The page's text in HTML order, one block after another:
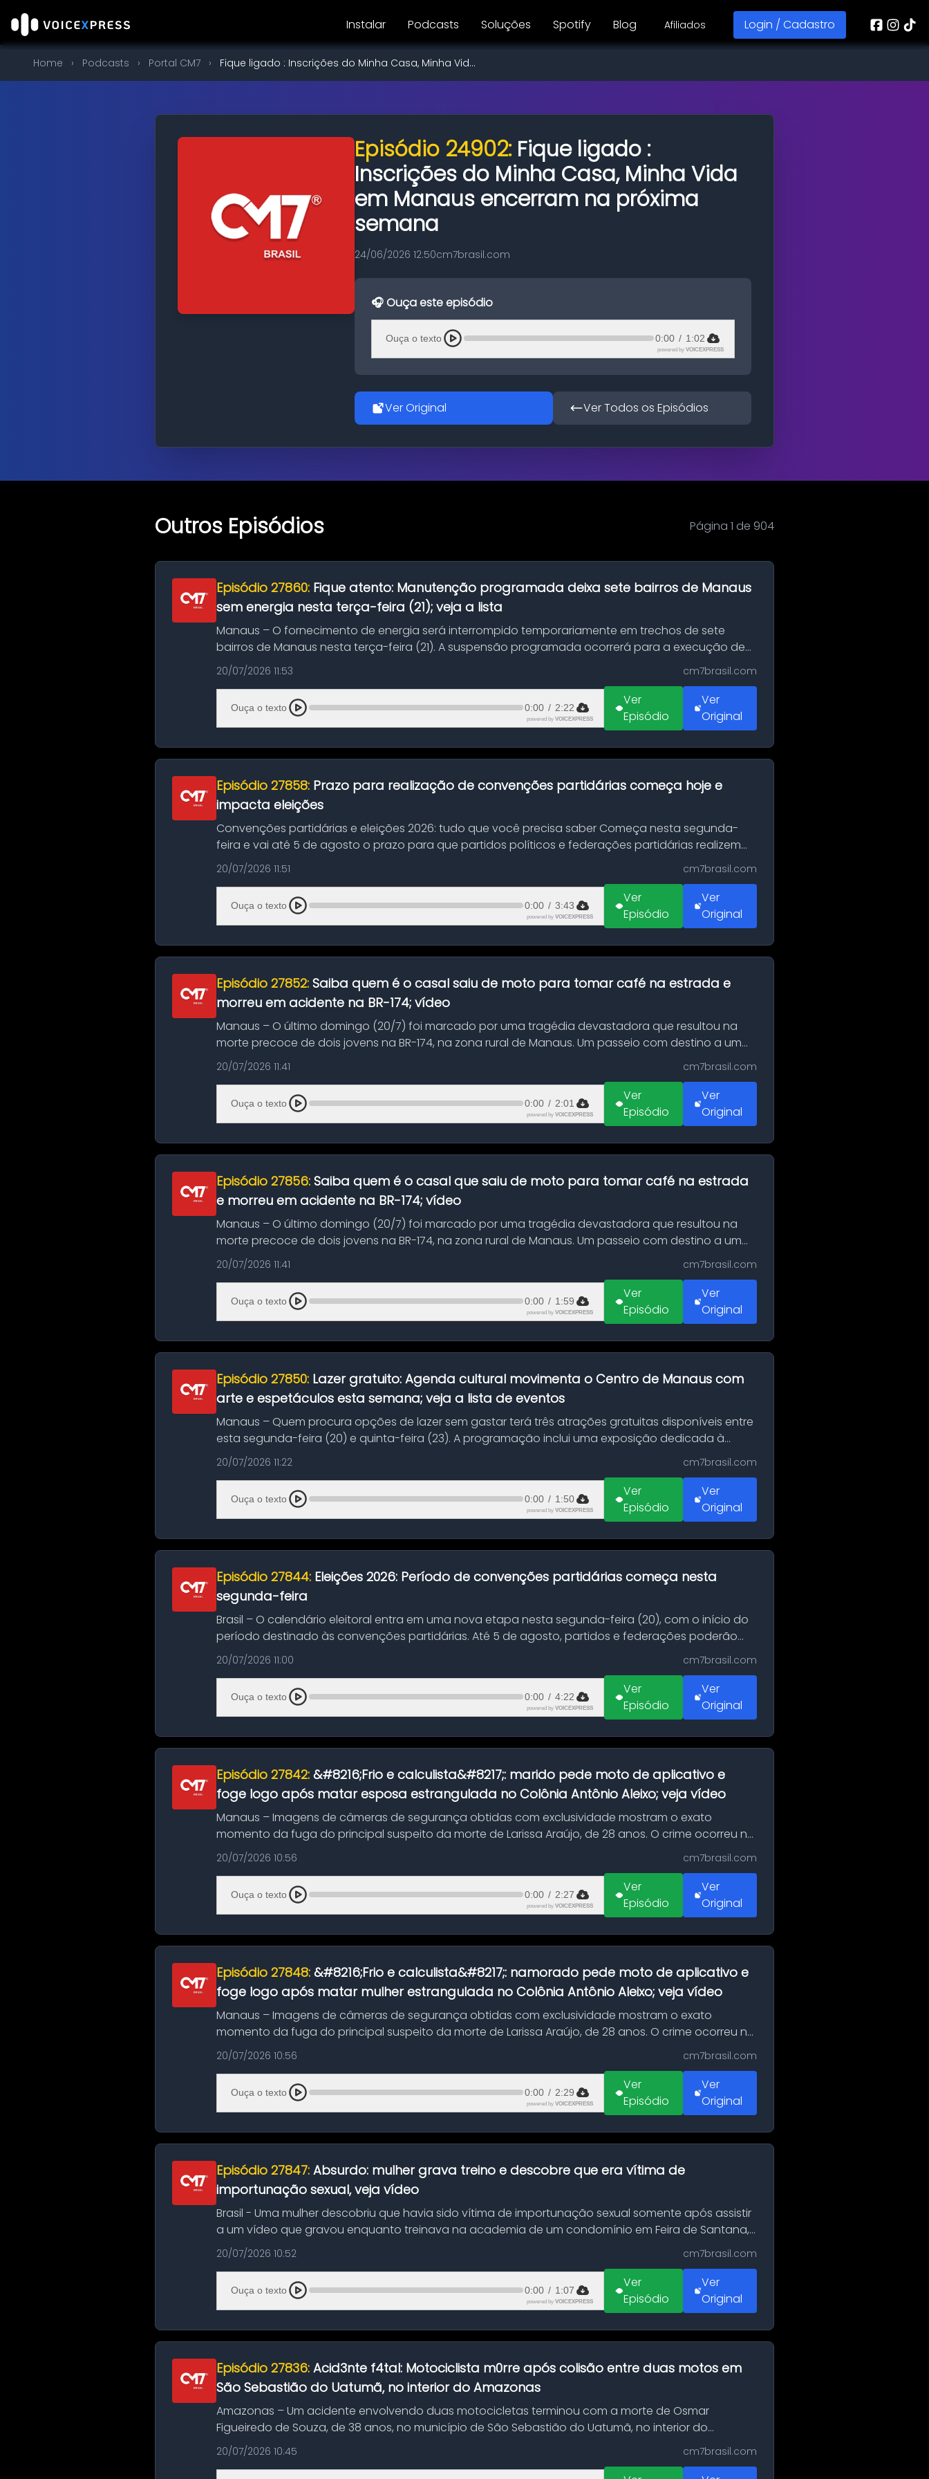
Instalar Podcasts Soluções Spotify Blog Afiliados Login / Cadastro
Home › Podcasts › Portal CM7 › Fique ligado : Inscrições do Minha Casa, Minha Vid...
Episódio 24902: Fique ligado :
Inscrições do Minha Casa, Minha Vida
em Manaus encerram na próxima
semana
24/06/2026 12:50cm7brasil.com
🎧 Ouça este episódio
Ouça o texto 0:00 / 1:02
powered by VOICEXPRESS
Ver Original Ver Todos os Episódios
Outros Episódios Página 1 de 904
Episódio 27860: Fique atento: Manutenção programada deixa sete bairros de Manaus
sem energia nesta terça-feira (21); veja a lista
Manaus – O fornecimento de energia será interrompido temporariamente em trechos de sete
bairros de Manaus nesta terça-feira (21). A suspensão programada ocorrerá para a execução de
serviços de manuten...
20/07/2026 11:53 cm7brasil.com
Ouça o texto 0:00 / 2:22
powered by VOICEXPRESS
Ver
Episódio
Ver
Original
Episódio 27858: Prazo para realização de convenções partidárias começa hoje e
impacta eleições
Convenções partidárias e eleições 2026: tudo que você precisa saber Começa nesta segunda-
feira e vai até 5 de agosto o prazo para que partidos políticos e federações partidárias realizem
suas convençõ...
20/07/2026 11:51 cm7brasil.com
Ouça o texto 0:00 / 3:43
powered by VOICEXPRESS
Ver
Episódio
Ver
Original
Episódio 27852: Saiba quem é o casal saiu de moto para tomar café na estrada e
morreu em acidente na BR-174; vídeo
Manaus – O último domingo (20/7) foi marcado por uma tragédia devastadora que resultou na
morte precoce de dois jovens na BR-174, na zona rural de Manaus. Um passeio com destino a um
típico café regio...
20/07/2026 11:41 cm7brasil.com
Ouça o texto 0:00 / 2:01
powered by VOICEXPRESS
Ver
Episódio
Ver
Original
Episódio 27856: Saiba quem é o casal que saiu de moto para tomar café na estrada
e morreu em acidente na BR-174; vídeo
Manaus – O último domingo (20/7) foi marcado por uma tragédia devastadora que resultou na
morte precoce de dois jovens na BR-174, na zona rural de Manaus. Um passeio com destino a um
típico café regio...
20/07/2026 11:41 cm7brasil.com
Ouça o texto 0:00 / 1:59
powered by VOICEXPRESS
Ver
Episódio
Ver
Original
Episódio 27850: Lazer gratuito: Agenda cultural movimenta o Centro de Manaus com
arte e espetáculos esta semana; veja a lista de eventos
Manaus – Quem procura opções de lazer sem gastar terá três atrações gratuitas disponíveis entre
esta segunda-feira (20) e quinta-feira (23). A programação inclui uma exposição dedicada à
história das ...
20/07/2026 11:22 cm7brasil.com
Ouça o texto 0:00 / 1:50
powered by VOICEXPRESS
Ver
Episódio
Ver
Original
Episódio 27844: Eleições 2026: Período de convenções partidárias começa nesta
segunda-feira
Brasil – O calendário eleitoral entra em uma nova etapa nesta segunda-feira (20), com o início do
período destinado às convenções partidárias. Até 5 de agosto, partidos e federações poderão
oficializa...
20/07/2026 11:00 cm7brasil.com
Ouça o texto 0:00 / 4:22
powered by VOICEXPRESS
Ver
Episódio
Ver
Original
Episódio 27842: &#8216;Frio e calculista&#8217;: marido pede moto de aplicativo e
foge logo após matar esposa estrangulada no Colônia Antônio Aleixo; veja vídeo
Manaus – Imagens de câmeras de segurança obtidas com exclusividade mostram o exato
momento da fuga do principal suspeito da morte de Larissa Araújo, de 28 anos. O crime ocorreu na
noite deste último d...
20/07/2026 10:56 cm7brasil.com
Ouça o texto 0:00 / 2:27
powered by VOICEXPRESS
Ver
Episódio
Ver
Original
Episódio 27848: &#8216;Frio e calculista&#8217;: namorado pede moto de aplicativo e
foge logo após matar mulher estrangulada no Colônia Antônio Aleixo; veja vídeo
Manaus – Imagens de câmeras de segurança obtidas com exclusividade mostram o exato
momento da fuga do principal suspeito da morte de Larissa Araújo, de 28 anos. O crime ocorreu na
noite deste último d...
20/07/2026 10:56 cm7brasil.com
Ouça o texto 0:00 / 2:29
powered by VOICEXPRESS
Ver
Episódio
Ver
Original
Episódio 27847: Absurdo: mulher grava treino e descobre que era vítima de
importunação sexual, veja vídeo
Brasil - Uma mulher descobriu que havia sido vítima de importunação sexual somente após assistir
a um vídeo que gravou enquanto treinava na academia de um condomínio em Feira de Santana,
na Bahia. O c...
20/07/2026 10:52 cm7brasil.com
Ouça o texto 0:00 / 1:07
powered by VOICEXPRESS
Ver
Episódio
Ver
Original
Episódio 27836: Acid3nte f4tal: Motociclista m0rre após colisão entre duas motos em
São Sebastião do Uatumã, no interior do Amazonas
Amazonas – Um acidente envolvendo duas motocicletas terminou com a morte de Osmar
Figueiredo de Souza, de 38 anos, no município de São Sebastião do Uatumã, no interior do
Amazonas. A colisão ocorreu n...
20/07/2026 10:45 cm7brasil.com